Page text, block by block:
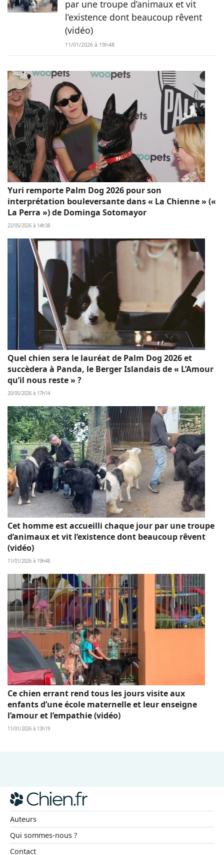
par une troupe d’animaux et vit
l’existence dont beaucoup rêvent
(vidéo)
11/01/2026 à 19h48
Yuri remporte Palm Dog 2026 pour son
interprétation bouleversante dans « La Chienne » («
La Perra ») de Dominga Sotomayor
22/05/2026 à 14h38
Quel chien sera le lauréat de Palm Dog 2026 et
succèdera à Panda, le Berger Islandais de « L’Amour
qu’il nous reste » ?
20/05/2026 à 17h14
Cet homme est accueilli chaque jour par une troupe
d’animaux et vit l’existence dont beaucoup rêvent
(vidéo)
11/01/2026 à 19h48
Ce chien errant rend tous les jours visite aux
enfants d’une école maternelle et leur enseigne
l’amour et l’empathie (vidéo)
11/01/2026 à 13h19
Auteurs
Qui sommes-nous ?
Contact